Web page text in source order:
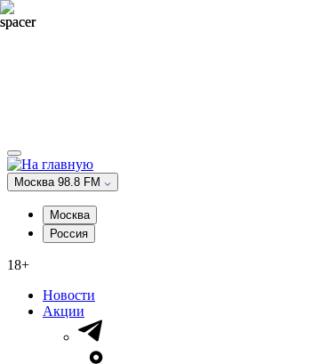
Москва 98.8 FM
Москва
Россия
18+
Новости
Акции